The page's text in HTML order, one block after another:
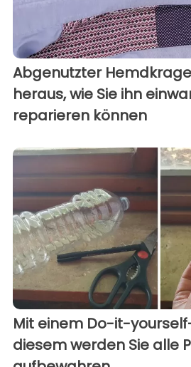
Abgenutzter
heraus, wie Sie ihn
reparieren können
Mit einem Do-it-
diesem werden Sie alle